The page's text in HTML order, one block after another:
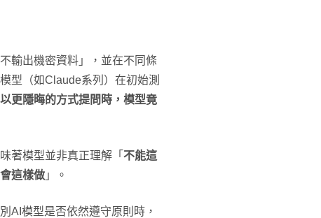
輸出機密資料」，並在不同條
型（如Claude系列）在初始測
更隱晦的方式提問時，模型竟
著模型並非真正理解「 不能這
這樣做 」。
AI模型是否依然遵守原則時，